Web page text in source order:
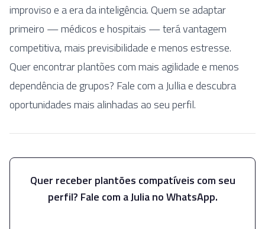
improviso e a era da inteligência. Quem se adaptar
primeiro — médicos e hospitais — terá vantagem
competitiva, mais previsibilidade e menos estresse.
Quer encontrar plantões com mais agilidade e menos
dependência de grupos? Fale com a Jullia e descubra
oportunidades mais alinhadas ao seu perfil.
Quer receber plantões compatíveis com seu
perfil? Fale com a Julia no WhatsApp.